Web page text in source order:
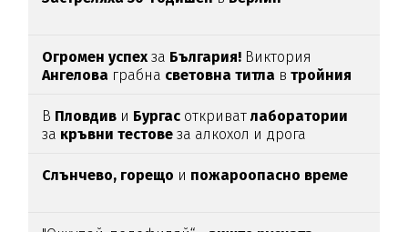
Огромен успех за България! Виктория
Ангелова грабна световна титла в тройния
В Пловдив и Бургас откриватлаборатории
за кръвни тестовеза алкохол и дрога
Слънчево, горещо и пожароопасно време